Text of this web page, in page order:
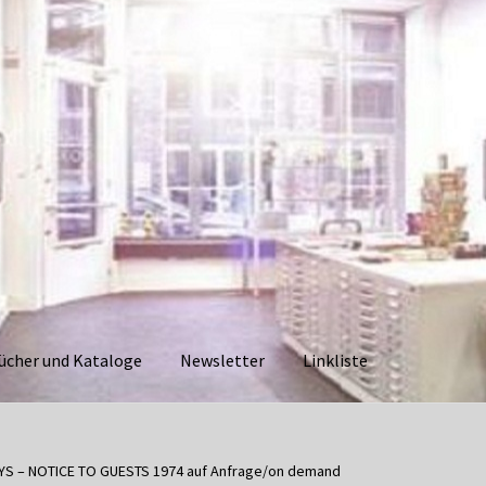
und Kataloge Newsletter Linkliste
– NOTICE TO GUESTS 1974 auf Anfrage/on demand